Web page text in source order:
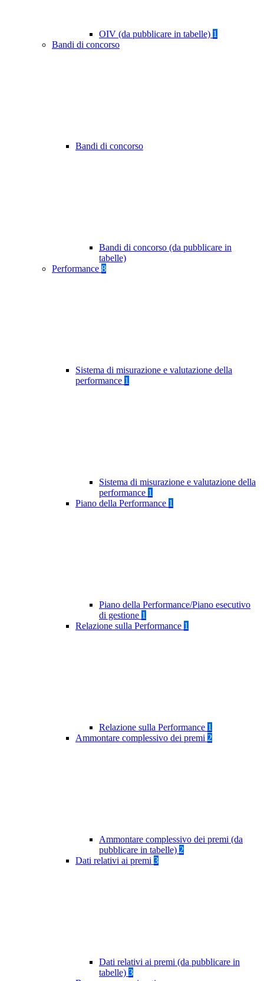
OIV (da pubblicare in tabelle) 1
Bandi di concorso
Bandi di concorso
Bandi di concorso (da pubblicare in
tabelle)
Performance 8
Sistema di misurazione e valutazione della
performance 1
Sistema di misurazione e valutazione della
performance 1
Piano della Performance 1
Piano della Performance/Piano esecutivo
di gestione 1
Relazione sulla Performance 1
Relazione sulla Performance 1
Ammontare complessivo dei premi 2
Ammontare complessivo dei premi (da
pubblicare in tabelle) 2
Dati relativi ai premi 3
Dati relativi ai premi (da pubblicare in
tabelle) 3